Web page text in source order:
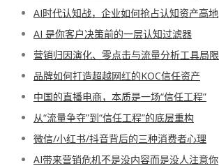
AI时代认知战，企业如何抢占认知资产高地
AI 是你客户决策前的一层认知过滤器
营销归因演化、零点击与流量分析工具局限
品牌如何打造超越网红的KOC信任资产
中国的直播电商，本质是一场“信任工程”
从“流量争夺”到“信任工程”的底层重构
微信/小红书/抖音背后的三种消费者心理
AI带来营销危机不是没内容而是没人注意你